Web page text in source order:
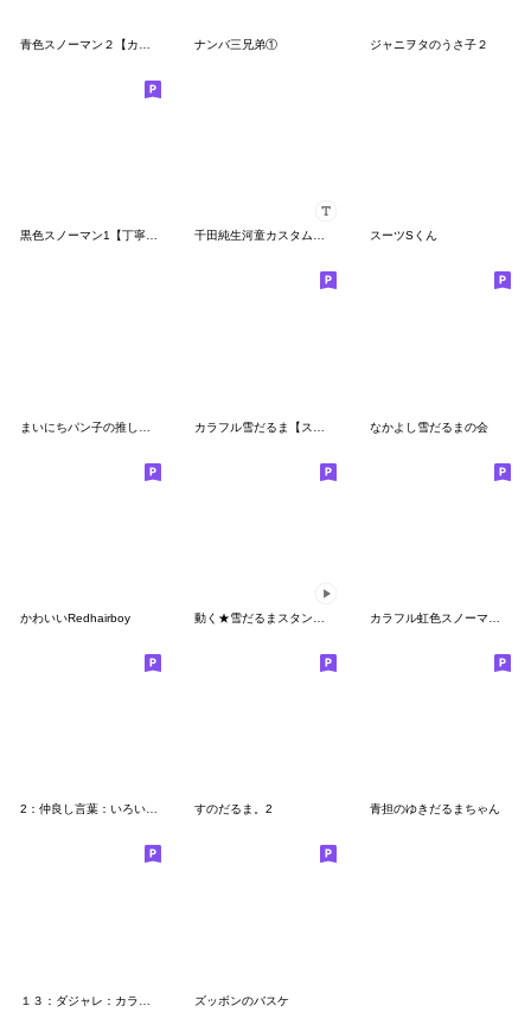
ナンバ三兄弟① ジャニヲタのうさ子２
黒色スノーマン1【丁寧語・敬語】スタンプ 千田純生河童カスタムスタンプ スーツSくん
なかよし雪だるまの会
かわいいRedhairboy
2：仲良し言葉：いろいろスノーマン すのだるま。2 青担のゆきだるまちゃん
ズッボンのバスケ